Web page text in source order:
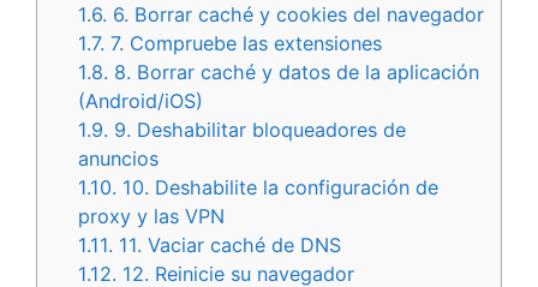
1.6. 6. Borrar caché y cookies del navegador
1.7. 7. Compruebe las extensiones
1.8. 8. Borrar caché y datos de la aplicación
(Android/iOS)
1.9. 9. Deshabilitar bloqueadores de
anuncios
1.10. 10. Deshabilite la configuración de
proxy y las VPN
1.11. 11. Vaciar caché de DNS
1.12. 12. Reinicie su navegador